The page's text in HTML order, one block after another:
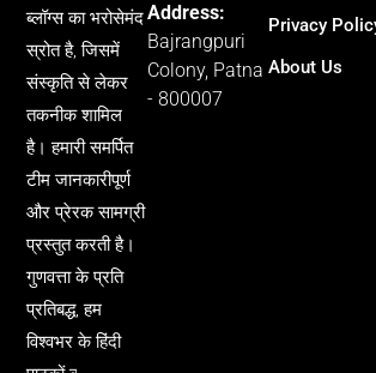
ब्लॉग्स का भरोसेमंद
स्रोत है, जिसमें
संस्कृति से लेकर
तकनीक शामिल
है। हमारी समर्पित
टीम जानकारीपूर्ण
और प्रेरक सामग्री
प्रस्तुत करती है।
गुणवत्ता के प्रति
प्रतिबद्ध, हम
विश्वभर के हिंदी
Address:
Bajrangpuri
Colony, Patna
- 800007
Privacy
About Us